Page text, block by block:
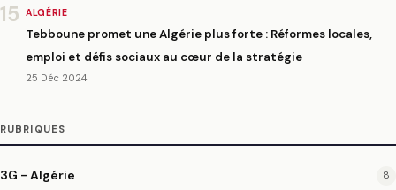
15 ALGÉRIE
Tebboune promet une Algérie plus forte : Réformes locales,
emploi et défis sociaux au cœur de la stratégie
25 Déc 2024
RUBRIQUES
3G - Algérie 8